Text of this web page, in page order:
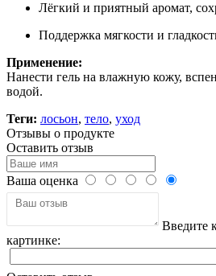
Лёгкий и приятный аромат,
Поддержка мягкости и
Применение:
Нанести гель на влажную кожу,
водой.
Теги: лосьон, тело, уход
Отзывы о продукте
Оставить отзыв
Ваша оценка
Введите
картинке: